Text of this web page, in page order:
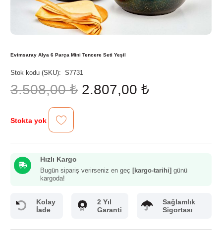
Evimsaray Alya 6 Parça Mini Tencere Seti Yeşil
Stok kodu (SKU): S7731
3.508,00₺ Orijinal
fiyat:
2.807,00 ₺Şu
Stokta yok
Hızlı Kargo
Bugün sipariş verirseniz en geç [kargo-tarihi] günü
kargoda!
Kolay
İade
2 Yıl
Garanti
Sağlamlık
Sigortası